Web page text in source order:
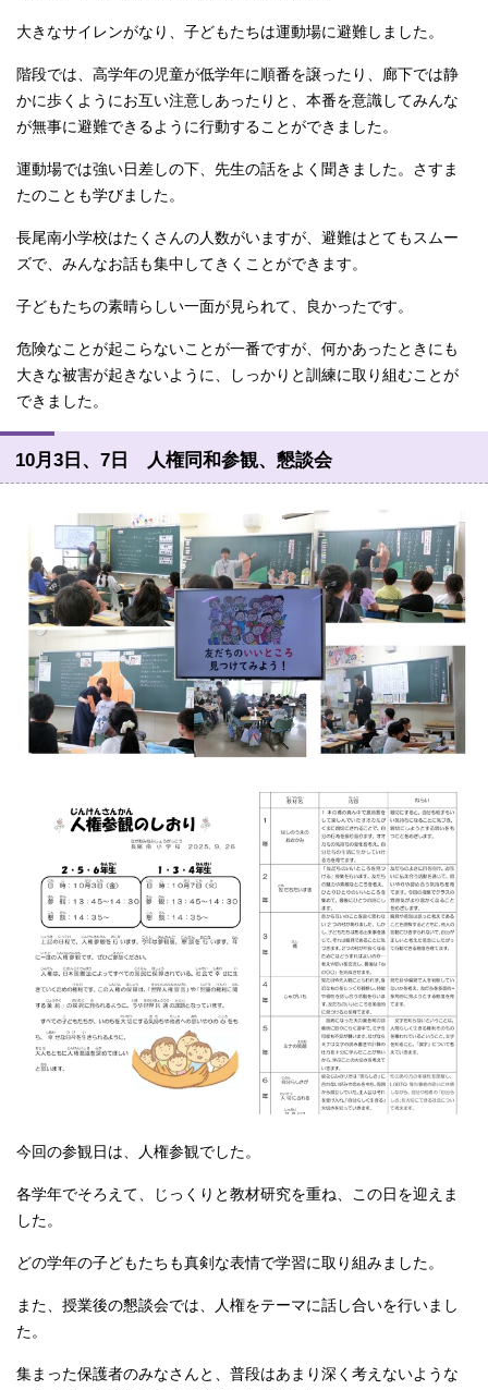
大きなサイレンがなり、子どもたちは運動場に避難しました。
階段では、高学年の児童が低学年に順番を譲ったり、廊下では静
かに歩くようにお互い注意しあったりと、本番を意識してみんな
が無事に避難できるように行動することができました。
運動場では強い日差しの下、先生の話をよく聞きました。さすま
たのことも学びました。
長尾南小学校はたくさんの人数がいますが、避難はとてもスムー
ズで、みんなお話も集中してきくことができます。
子どもたちの素晴らしい一面が見られて、良かったです。
危険なことが起こらないことが一番ですが、何かあったときにも
大きな被害が起きないように、しっかりと訓練に取り組むことが
できました。
10月3日、7日 人権同和参観、懇談会
今回の参観日は、人権参観でした。
各学年でそろえて、じっくりと教材研究を重ね、この日を迎えま
した。
どの学年の子どもたちも真剣な表情で学習に取り組みました。
また、授業後の懇談会では、人権をテーマに話し合いを行いまし
た。
集まった保護者のみなさんと、普段はあまり深く考えないような